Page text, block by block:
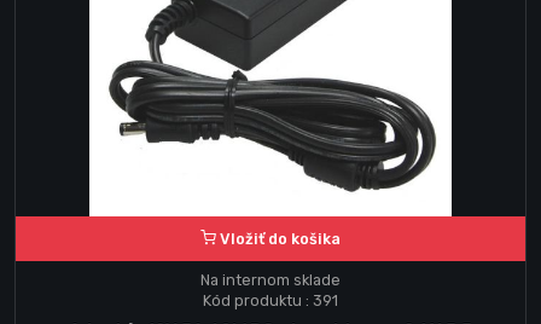
Vložiť do košika
Na internom sklade
Kód produktu : 391